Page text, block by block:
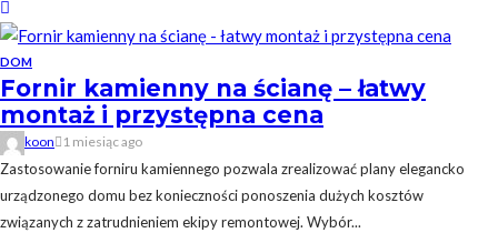
DOM
Fornir kamienny na ścianę – łatwy
montaż i przystępna cena
koon 1 miesiąc ago
Zastosowanie forniru kamiennego pozwala zrealizować plany elegancko
urządzonego domu bez konieczności ponoszenia dużych kosztów
związanych z zatrudnieniem ekipy remontowej. Wybór...